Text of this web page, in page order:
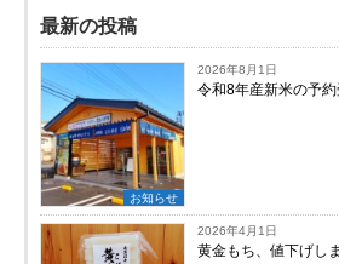
最新の投稿
お知らせ
2026年8月1日
令和8年産新米の予
2026年4月1日
黄金もち、値下げし